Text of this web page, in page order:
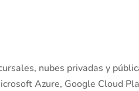
nubes privadas y
Azure, Google Cloud